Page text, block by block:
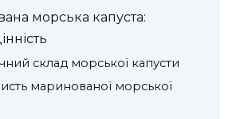
морська капуста:
склад морської капусти
маринованої морської